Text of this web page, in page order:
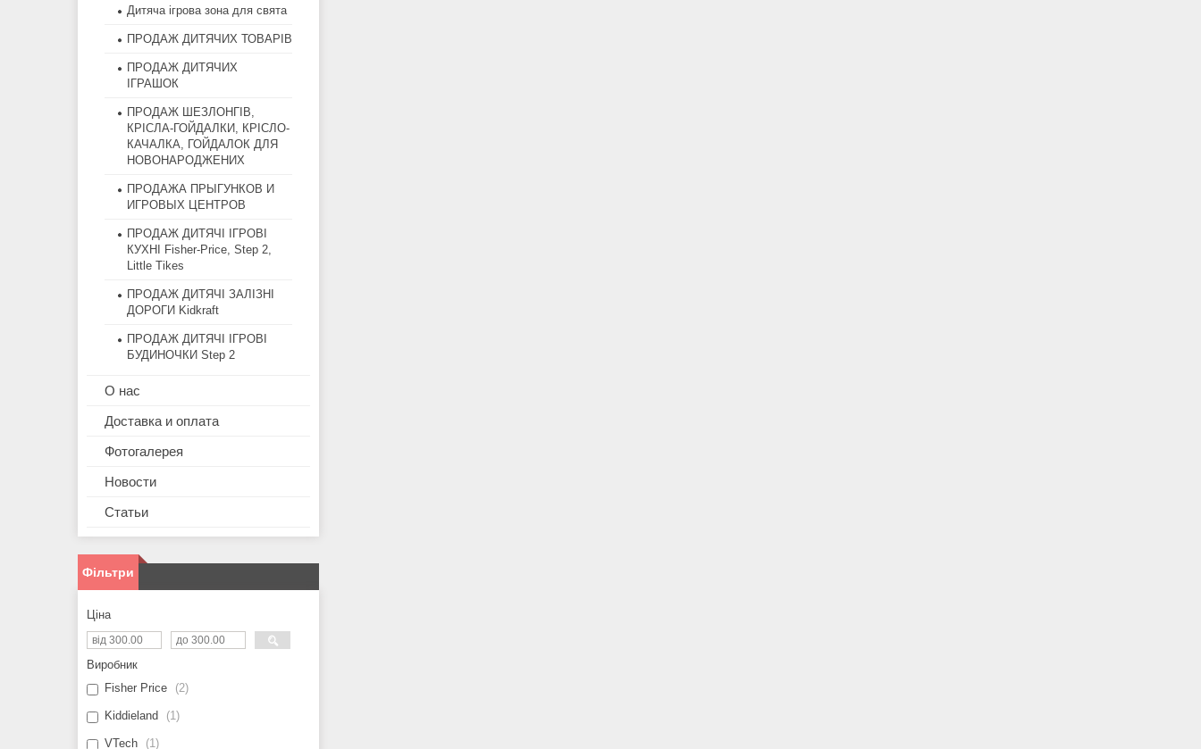
Дитяча ігрова зона для свята
ПРОДАЖ ДИТЯЧИХ ТОВАРІВ
ПРОДАЖ ДИТЯЧИХ
ІГРАШОК
ПРОДАЖ ШЕЗЛОНГІВ,
КРІСЛА-ГОЙДАЛКИ, КРІСЛО-
КАЧАЛКА, ГОЙДАЛОК ДЛЯ
НОВОНАРОДЖЕНИХ
ПРОДАЖА ПРЫГУНКОВ И
ИГРОВЫХ ЦЕНТРОВ
ПРОДАЖ ДИТЯЧІ ІГРОВІ
КУХНІ Fisher-Price, Step 2,
Little Tikes
ПРОДАЖ ДИТЯЧІ ЗАЛІЗНІ
ДОРОГИ Kidkraft
ПРОДАЖ ДИТЯЧІ ІГРОВІ
БУДИНОЧКИ Step 2
О нас
Доставка и оплата
Фотогалерея
Новости
Статьи
Фільтри
Ціна
Виробник
Fisher Price
2
Kiddieland 1
VTech 1